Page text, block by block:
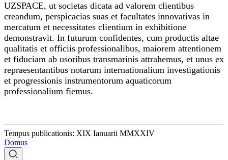
UZSPACE, ut societas dicata ad valorem clientibus
creandum, perspicacias suas et facultates innovativas in
mercatum et necessitates clientium in exhibitione
demonstravit. In futurum confidentes, cum productis altae
qualitatis et officiis professionalibus, maiorem attentionem
et fiduciam ab usoribus transmarinis attrahemus, et unus ex
repraesentantibus notarum internationalium investigationis
et progressionis instrumentorum aquaticorum
professionalium fiemus.
Tempus publicationis: XIX Ianuarii MMXXIV
Domus